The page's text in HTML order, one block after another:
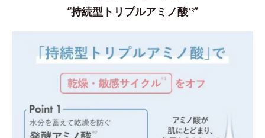
”持続型トリプルアミノ酸*3”